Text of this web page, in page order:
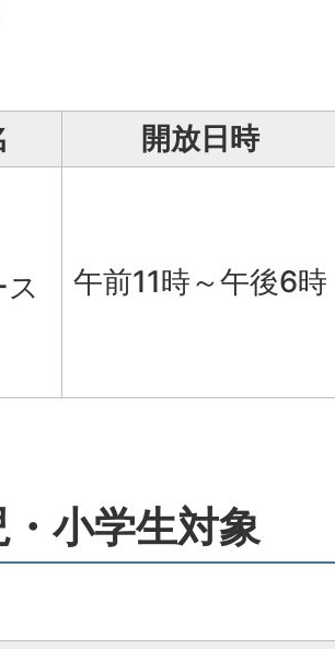
開放日時
午前11時～午後6時
小学生対象